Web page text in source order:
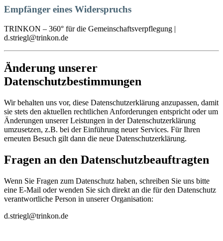
Empfänger eines Widerspruchs
TRINKON – 360° für die Gemeinschaftsverpflegung |
d.striegl@trinkon.de
Änderung unserer
Datenschutzbestimmungen
Wir behalten uns vor, diese Datenschutzerklärung anzupassen, damit
sie stets den aktuellen rechtlichen Anforderungen entspricht oder um
Änderungen unserer Leistungen in der Datenschutzerklärung
umzusetzen, z.B. bei der Einführung neuer Services. Für Ihren
erneuten Besuch gilt dann die neue Datenschutzerklärung.
Fragen an den Datenschutzbeauftragten
Wenn Sie Fragen zum Datenschutz haben, schreiben Sie uns bitte
eine E-Mail oder wenden Sie sich direkt an die für den Datenschutz
verantwortliche Person in unserer Organisation:
d.striegl@trinkon.de